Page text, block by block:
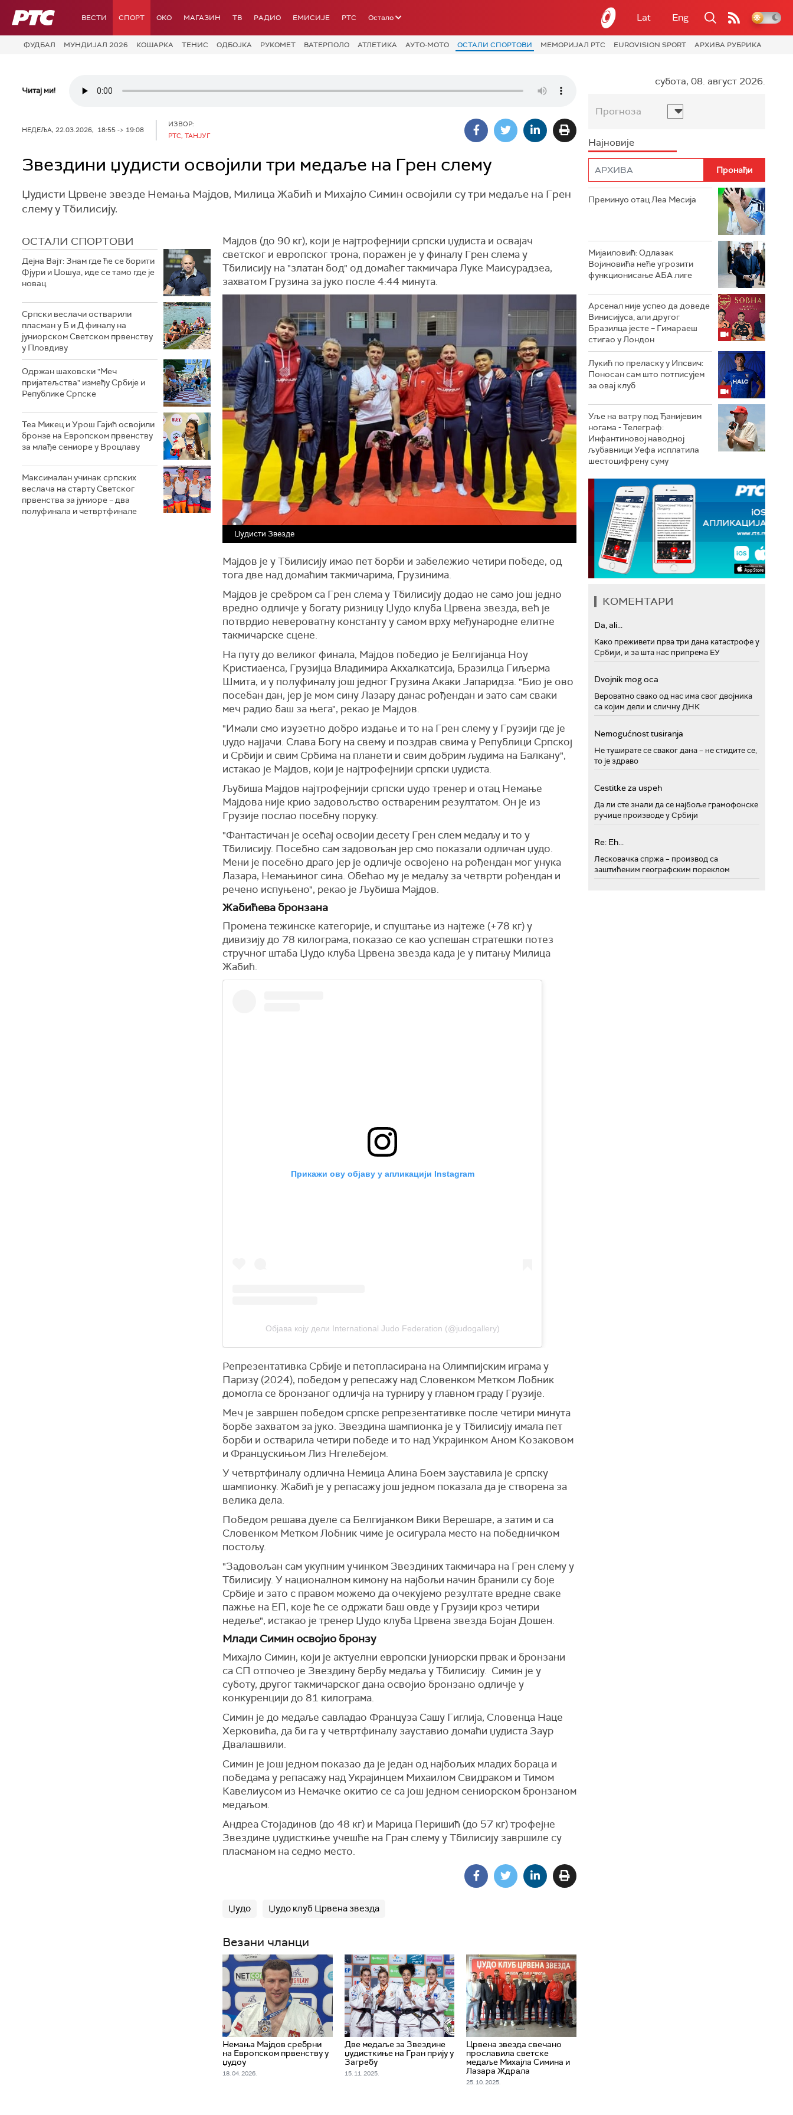
РТС ВЕСТИ СПОРТ OKO МАГАЗИН ТВ РАДИО ЕМИСИЈЕ РТС Остало Lat Eng
ФУДБАЛ МУНДИЈАЛ 2026 КОШАРКА ТЕНИС ОДБОЈКА РУКОМЕТ ВАТЕРПОЛО АТЛЕТИКА АУТО-МОТО ОСТАЛИ СПОРТОВИ МЕМОРИЈАЛ РТС EUROVISION SPORT АРХИВА РУБРИКА
Читај ми!
НЕДЕЉА, 22.03.2026, 18:55 -> 19:08
ИЗВОР:
РТС, ТАНЈУГ
Звездини џудисти освојили три медаље на Грен слему
Џудисти Црвене звезде Немања Мајдов, Милица Жабић и Михајло Симин освојили су три медаље на Грен
слему у Тбилисију.
ОСТАЛИ СПОРТОВИ
Дејна Вајт: Знам где ће се борити
Фјури и Џошуа, иде се тамо где је
новац
Српски веслачи остварили
пласман у Б и Д финалу на
јуниорском Светском првенству
у Пловдиву
Одржан шаховски "Меч
пријатељства" између Србије и
Републике Српске
Теа Микец и Урош Гајић освојили
бронзе на Европском првенству
за млађе сениоре у Вроцлаву
Максималан учинак српских
веслача на старту Светског
првенства за јуниоре – два
полуфинала и четвртфинале
Мајдов (до 90 кг), који је најтрофејнији српски џудиста и освајач
светског и европског трона, поражен је у финалу Грен слема у
Тбилисију на "златан бод" од домаћег такмичара Луке Маисурадзеа,
захватом Грузина за јуко после 4:44 минута.
Џудисти Звезде
Мајдов је у Тбилисију имао пет борби и забележио четири победе, од
тога две над домаћим такмичарима, Грузинима.
Мајдов је сребром са Грен слема у Тбилисију додао не само још једно
вредно одличје у богату ризницу Џудо клуба Црвена звезда, већ је
потврдио невероватну константу у самом врху међународне елитне
такмичарске сцене.
На путу до великог финала, Мајдов победио је Белгијанца Ноу
Кристиаенса, Грузијца Владимира Акхалкатсија, Бразилца Гиљерма
Шмита, и у полуфиналу још једног Грузина Акаки Јапаридза. "Био је ово
посебан дан, јер је мом сину Лазару данас рођендан и зато сам сваки
меч радио баш за њега", рекао је Мајдов.
"Имали смо изузетно добро издање и то на Грен слему у Грузији где је
џудо најјачи. Слава Богу на свему и поздрав свима у Републици Српској
и Србији и свим Србима на планети и свим добрим људима на Балкану",
истакао је Мајдов, који је најтрофејнији српски џудиста.
Љубиша Мајдов најтрофејнији српски џудо тренер и отац Немање
Мајдова није крио задовољство оствареним резултатом. Он је из
Грузије послао посебну поруку.
"Фантастичан је осећај освојии десету Грен слем медаљу и то у
Тбилисију. Посебно сам задовољан јер смо показали одличан џудо.
Мени је посебно драго јер је одличје освојено на рођендан мог унука
Лазара, Немањиног сина. Обећао му је медаљу за четврти рођендан и
речено испуњено", рекао је Љубиша Мајдов.
Жабићева бронзана
Промена тежинске категорије, и спуштање из најтеже (+78 кг) у
дивизију до 78 килограма, показао се као успешан стратешки потез
стручног штаба Џудо клуба Црвена звезда када је у питању Милица
Жабић.
Прикажи ову објаву у апликацији Instagram
Објава коју дели International Judo Federation (@judogallery)
Репрезентативка Србије и петопласирана на Олимпијским играма у
Паризу (2024), победом у репесажу над Словенком Метком Лобник
домогла се бронзаног одличја на турниру у главном граду Грузије.
Меч је завршен победом српске репрезентативке после четири минута
борбе захватом за јуко. Звездина шампионка је у Тбилисију имала пет
борби и остварила четири победе и то над Украјинком Аном Козаковом
и Францускињом Лиз Нгелебејом.
У четвртфиналу одлична Немица Алина Боем зауставила је српску
шампионку. Жабић је у репасажу још једном показала да је створена за
велика дела.
Победом решава дуеле са Белгијанком Вики Верешаре, а затим и са
Словенком Метком Лобник чиме је осигурала место на победничком
постољу.
"Задовољан сам укупним учинком Звездиних такмичара на Грен слему у
Тбилисију. У националном кимону на најбољи начин бранили су боје
Србије и зато с правом можемо да очекујемо резултате вредне сваке
пажње на ЕП, које ће се одржати баш овде у Грузији кроз четири
недеље", истакао је тренер Џудо клуба Црвена звезда Бојан Дошен.
Млади Симин освојио бронзу
Михајло Симин, који је актуелни европски јуниорски првак и бронзани
са СП отпочео је Звездину бербу медаља у Тбилисију. Симин је у
суботу, другог такмичарског дана освојио бронзано одличје у
конкуренцији до 81 килограма.
Симин је до медаље савладао Француза Сашу Гиглија, Словенца Наце
Херковића, да би га у четвртфиналу зауставио домаћи џудиста Заур
Двалашвили.
Симин је још једном показао да је један од најбољих младих бораца и
победама у репасажу над Украјинцем Михаилом Свидраком и Тимом
Кавелиусом из Немачке окитио се са још једном сениорском бронзаном
медаљом.
Андреа Стојадинов (до 48 кг) и Марица Перишић (до 57 кг) трофејне
Звездине џудисткиње учешће на Гран слему у Тбилисију завршиле су
пласманом на седмо место.
Џудо Џудо клуб Црвена звезда
Везани чланци
Немања Мајдов сребрни
на Европском првенству у
џудоу
18. 04. 2026.
Две медаље за Звездине
џудисткиње на Гран прију у
Загребу
15. 11. 2025.
Црвена звезда свечано
прославила светске
медаље Михајла Симина и
Лазара Ждрала
25. 10. 2025.
субота, 08. август 2026.
Прогноза
Најновије
Преминуо отац Леа Месија
Мијаиловић: Одлазак
Војиновића неће угрозити
функционисање АБА лиге
Арсенал није успео да доведе
Винисијуса, али другог
Бразилца јесте – Гимараеш
стигао у Лондон
Лукић по преласку у Ипсвич:
Поносан сам што потписујем
за овај клуб
Уље на ватру под Ђанијевим
ногама - Телеграф:
Инфантиновој наводној
љубавници Уефа исплатила
шестоцифрену суму
КОМЕНТАРИ
Da, ali...
Како преживети прва три дана катастрофе у
Србији, и за шта нас припрема ЕУ
Dvojnik mog oca
Вероватно свако од нас има свог двојника
са којим дели и сличну ДНК
Nemogućnost tusiranja
Не туширате се сваког дана – не стидите се,
то је здраво
Cestitke za uspeh
Да ли сте знали да се најбоље грамофонске
ручице производе у Србији
Re: Eh...
Лесковачка спржа – производ са
заштићеним географским пореклом